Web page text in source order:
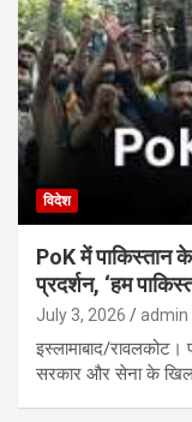
विदेश
PoK में पाकिस्तान
प्रदर्शन, ‘हम
July 3, 2026 admin
इस्लामाबाद/रावलकोट।
सरकार और सेना के